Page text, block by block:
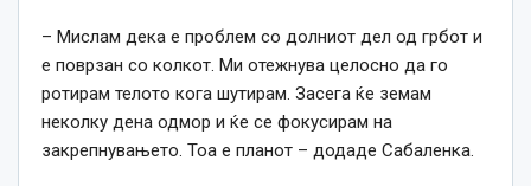
– Мислам дека е проблем со долниот дел од грбот и
е поврзан со колкот. Ми отежнува целосно да го
ротирам телото кога шутирам. Засега ќе земам
неколку дена одмор и ќе се фокусирам на
закрепнувањето. Тоа е планот – додаде Сабаленка.